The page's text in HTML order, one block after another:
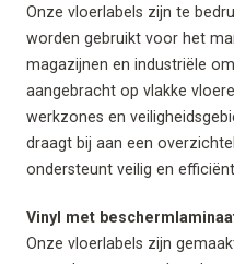
Onze vloerlabels zijn te
worden gebruikt voor het
magazijnen en industriële
aangebracht op vlakke
werkzones en
draagt bij aan een
ondersteunt veilig en
Vinyl met
Onze vloerlabels zijn